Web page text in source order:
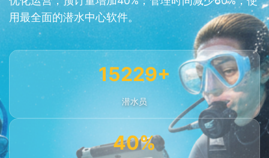
用最全面的潜水中心软件。
15229+
潜水员
40%